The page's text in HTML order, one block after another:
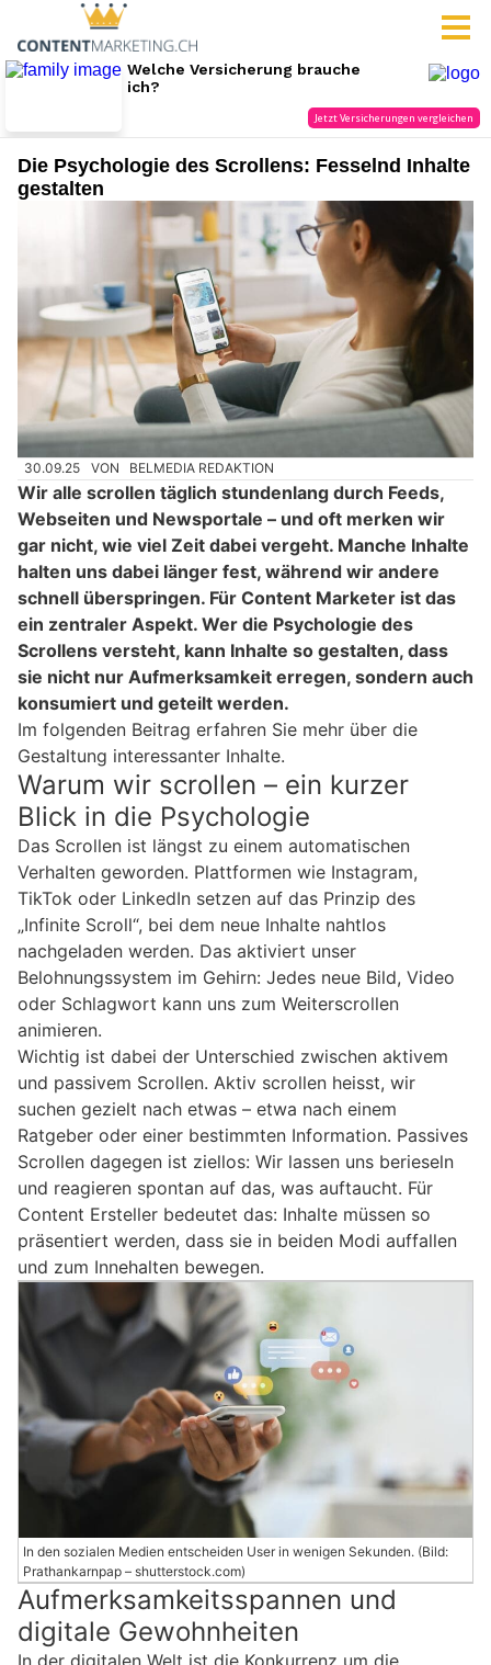
Die Psychologie des Scrollens: Fesselnd Inhalte
gestalten
30.09.25 VON BELMEDIA REDAKTION
Wir alle scrollen täglich stundenlang durch Feeds,
Webseiten und Newsportale – und oft merken wir
gar nicht, wie viel Zeit dabei vergeht. Manche Inhalte
halten uns dabei länger fest, während wir andere
schnell überspringen. Für Content Marketer ist das
ein zentraler Aspekt. Wer die Psychologie des
Scrollens versteht, kann Inhalte so gestalten, dass
sie nicht nur Aufmerksamkeit erregen, sondern auch
konsumiert und geteilt werden.
Im folgenden Beitrag erfahren Sie mehr über die
Gestaltung interessanter Inhalte.
Warum wir scrollen – ein kurzer
Blick in die Psychologie
Das Scrollen ist längst zu einem automatischen
Verhalten geworden. Plattformen wie Instagram,
TikTok oder LinkedIn setzen auf das Prinzip des
„Infinite Scroll“, bei dem neue Inhalte nahtlos
nachgeladen werden. Das aktiviert unser
Belohnungssystem im Gehirn: Jedes neue Bild, Video
oder Schlagwort kann uns zum Weiterscrollen
animieren.
Wichtig ist dabei der Unterschied zwischen aktivem
und passivem Scrollen. Aktiv scrollen heisst, wir
suchen gezielt nach etwas – etwa nach einem
Ratgeber oder einer bestimmten Information. Passives
Scrollen dagegen ist ziellos: Wir lassen uns berieseln
und reagieren spontan auf das, was auftaucht. Für
Content Ersteller bedeutet das: Inhalte müssen so
präsentiert werden, dass sie in beiden Modi auffallen
und zum Innehalten bewegen.
In den sozialen Medien entscheiden User in wenigen Sekunden. (Bild:
Prathankarnpap – shutterstock.com)
Aufmerksamkeitsspannen und
digitale Gewohnheiten